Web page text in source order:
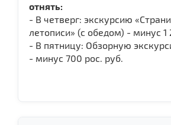
отнять:
- В четверг: экскурсию
летописи» (с обедом) - минус 1
- В пятницу: Обзорную
- минус 700 рос. руб.